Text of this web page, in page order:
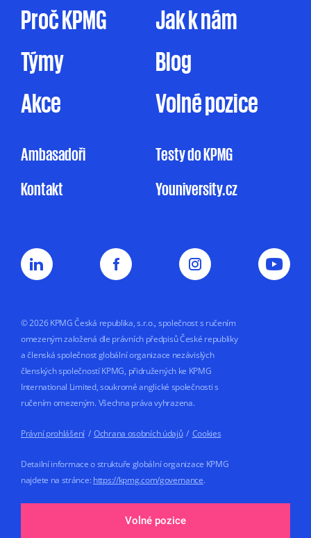
způsobem. Zpracování osobních údajů pro
marketingové účely je prováděno ve zde
mnou udělovaného souhlasu. Pakliže souhlas
neudělím, ale ani nevznesu námitku, může
KPMG omezeně zpracovávat mé osobní údaje
pro účely marketingu na základě jejího
a mohu jej kdykoliv odvolat. Můj nesouhlas
Souhlas uděluji na dobu
5 let nebo do doby,
Proč KPMG
Jak k nám
Týmy
Blog
Akce
Volné pozice
Ambasadoři
Kontakt
Testy do KPMG
Youniversity.cz
© 2026 KPMG Česká republika, s.r.o., společnost s ručením
omezeným založená dle právních předpisů České republiky
a členská společnost globální organizace nezávislých
členských společností KPMG, přidružených ke KPMG
International Limited, soukromé anglické společnosti s
ručením omezeným. Všechna práva vyhrazena.
Právní prohlášení / Ochrana osobních údajů / Cookies
Detailní informace o struktuře globální organizace KPMG
najdete na stránce: https://kpmg.com/governance.
Volné pozice